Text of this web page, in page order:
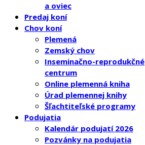
a oviec
Predaj koní
Chov koní
Plemená
Zemský chov
Inseminačno-reprodukčné
centrum
Online plemenná kniha
Úrad plemennej knihy
Šľachtiteľské programy
Podujatia
Kalendár podujatí 2026
Pozvánky na podujatia